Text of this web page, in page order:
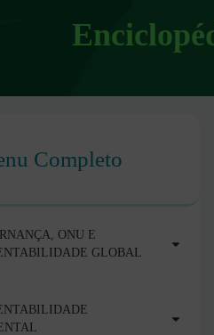
Completo
ONU E
GLOBAL